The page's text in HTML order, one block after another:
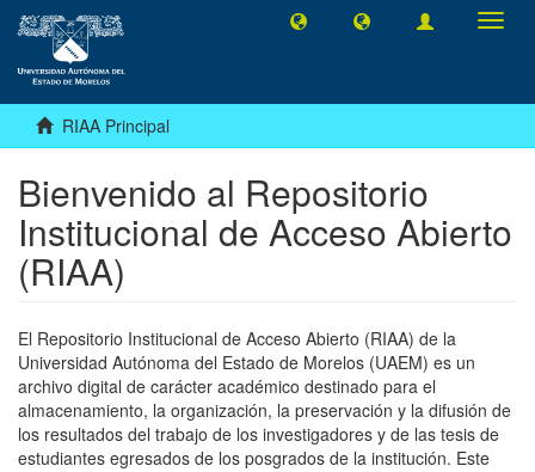
RIAA Principal
Bienvenido al Repositorio
Institucional de Acceso Abierto
(RIAA)
El Repositorio Institucional de Acceso Abierto (RIAA) de la
Universidad Autónoma del Estado de Morelos (UAEM) es un
archivo digital de carácter académico destinado para el
almacenamiento, la organización, la preservación y la difusión de
los resultados del trabajo de los investigadores y de las tesis de
estudiantes egresados de los posgrados de la institución. Este